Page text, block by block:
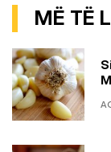
MË TË